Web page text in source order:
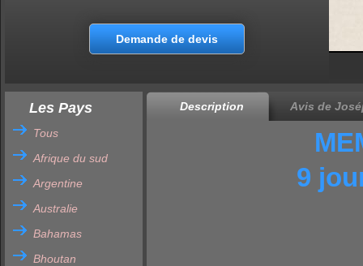
incroyable et les souvenirs impérissables que vous garderez de
Cuba. Nous dirons, en résumé, que si vous rencontrez des
aléas aussi légers soit-il, ceux-ci font partie du charme du
Demande de devis
Les Pays
Tous
Afrique du sud
Argentine
Australie
Bahamas
Bhoutan
Description Avis de
9